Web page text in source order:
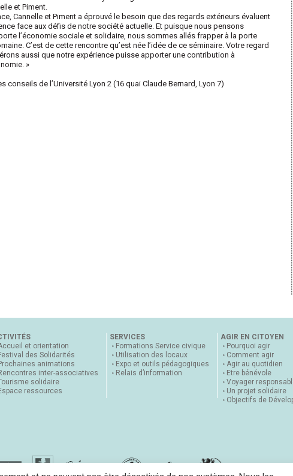
et Piment.
Cannelle et Piment a éprouvé le besoin que des regards extérieurs évaluent
face aux défis de notre société actuelle. Et puisque nous pensons
l’économie sociale et solidaire, nous sommes allés frapper à la porte
C’est de cette rencontre qu’est née l’idée de ce séminaire. Votre regard
aussi que notre expérience puisse apporter une contribution à
»
conseils de l’Université Lyon 2 (16 quai Claude Bernard, Lyon 7)
et orientation
des Solidarités
animations
inter-associatives
solidaire
ressources
SERVICES
Formations Service civique
Utilisation des locaux
Expo et outils pédagogiques
Relais d’information
AGIR EN CITOYEN
Pourquoi agir
Comment agir
Agir au quotidien
Etre bénévole
Voyager
Un projet solidaire
Objectifs de